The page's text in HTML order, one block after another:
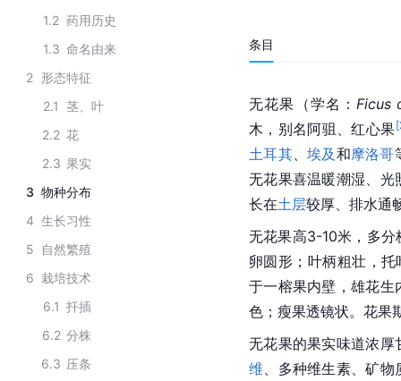
1.2 药用历史
1.3 命名由来
2 形态特征
2.1 茎、叶
2.2 花
2.3 果实
3 物种分布
4 生长习性
5
自然繁殖
6 栽培技术
6.1 扦插
6.2 分株
6.3 压条
条目
无花果（学名： Ficus
木，别名阿驵、红心果[
土耳其、埃及 和摩洛哥
无花果喜温暖潮湿、光
长在土层较厚、排水通
无花果高3-10米，多分
卵圆形；叶柄粗壮，托
于一榕果内壁，雄花生
色；瘦果透镜状。花果
无花果的果实味道浓
维 、多种维生素、矿物